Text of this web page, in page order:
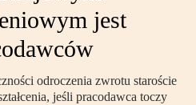
jest
odroczenia zwrotu staroście
jeśli pracodawca toczy